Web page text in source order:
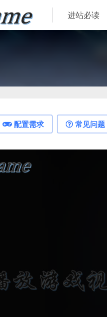
进站必读
配置需求 常见问题